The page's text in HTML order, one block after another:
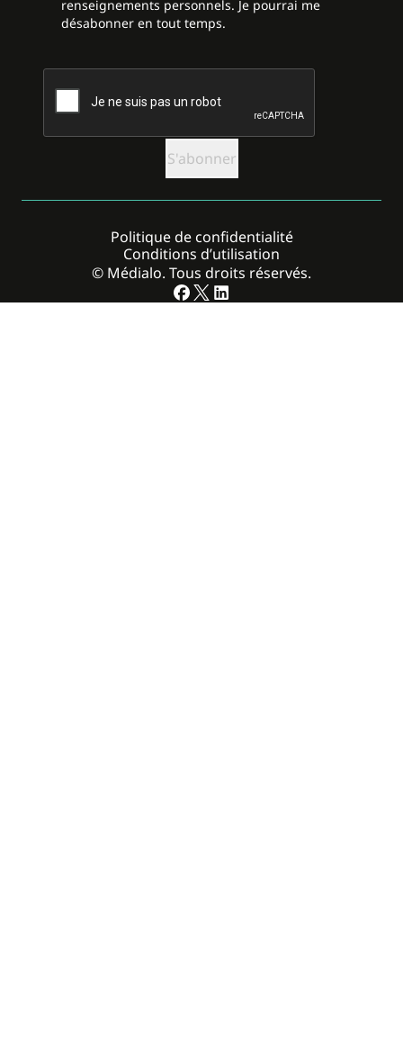
renseignements personnels. Je pourrai me
désabonner en tout temps.
© Médialo. Tous droits réservés.
Politique de confidentialité
Conditions d’utilisation